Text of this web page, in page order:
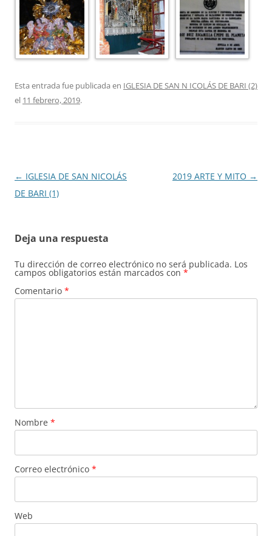
Esta entrada fue publicada en IGLESIA DE SAN N ICOLÁS DE BARI (2)
el 11 febrero, 2019.
Navegación
de
← IGLESIA DE SAN NICOLÁS
DE BARI (1)
2019 ARTE Y MITO →
Deja una respuesta
Tu dirección de correo electrónico no será publicada. Los
campos obligatorios están marcados con *
Comentario *
Nombre *
Correo electrónico *
Web